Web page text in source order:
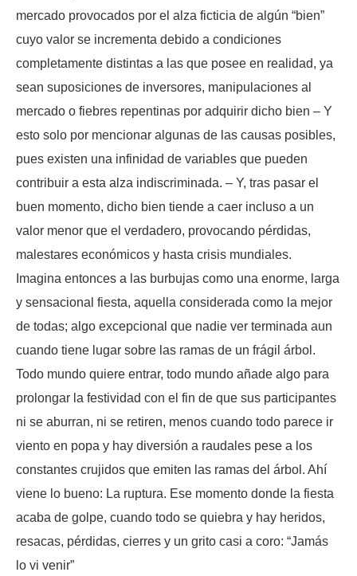
mercado provocados por el alza ficticia de algún “bien”
cuyo valor se incrementa debido a condiciones
completamente distintas a las que posee en realidad, ya
sean suposiciones de inversores, manipulaciones al
mercado o fiebres repentinas por adquirir dicho bien – Y
esto solo por mencionar algunas de las causas posibles,
pues existen una infinidad de variables que pueden
contribuir a esta alza indiscriminada. – Y, tras pasar el
buen momento, dicho bien tiende a caer incluso a un
valor menor que el verdadero, provocando pérdidas,
malestares económicos y hasta crisis mundiales.
Imagina entonces a las burbujas como una enorme, larga
y sensacional fiesta, aquella considerada como la mejor
de todas; algo excepcional que nadie ver terminada aun
cuando tiene lugar sobre las ramas de un frágil árbol.
Todo mundo quiere entrar, todo mundo añade algo para
prolongar la festividad con el fin de que sus participantes
ni se aburran, ni se retiren, menos cuando todo parece ir
viento en popa y hay diversión a raudales pese a los
constantes crujidos que emiten las ramas del árbol. Ahí
viene lo bueno: La ruptura. Ese momento donde la fiesta
acaba de golpe, cuando todo se quiebra y hay heridos,
resacas, pérdidas, cierres y un grito casi a coro: “Jamás
lo vi venir”